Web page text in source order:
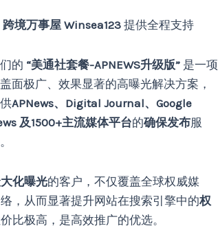
跨境万事屋 Winsea123提供全程支持
的 “美通社套餐-APNEWS升级版”是一项
面极广、效果显著的高曝光解决方案，
APNews、Digital Journal、Google
及1500+主流媒体平台的确保发布服
化曝光的客户，不仅覆盖全球权威媒
，从而显著提升网站在搜索引擎中的权
比极高，是高效推广的优选。